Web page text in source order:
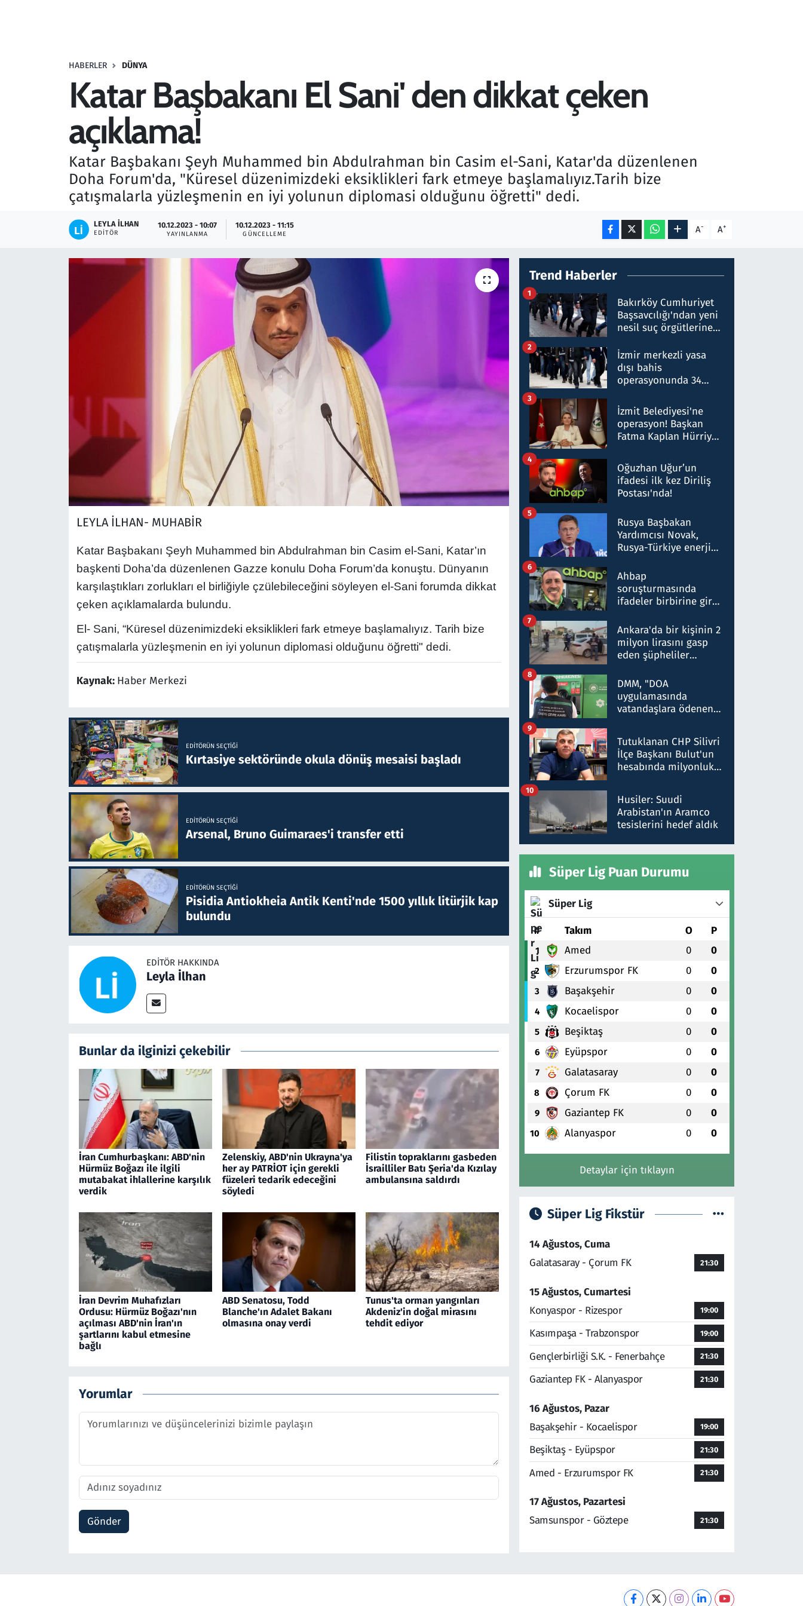
HABERLER DÜNYA
Katar Başbakanı El Sani' den dikkat çeken
açıklama!
Katar Başbakanı Şeyh Muhammed bin Abdulrahman bin Casim el-Sani, Katar'da düzenlenen
Doha Forum'da, "Küresel düzenimizdeki eksiklikleri fark etmeye başlamalıyız.Tarih bize
çatışmalarla yüzleşmenin en iyi yolunun diplomasi olduğunu öğretti" dedi.
LEYLA İLHAN
EDITÖR
10.12.2023 - 10:07
YAYINLANMA
10.12.2023 - 11:15
GÜNCELLEME A- A+
LEYLA İLHAN- MUHABİR
Katar Başbakanı Şeyh Muhammed bin Abdulrahman bin Casim el-Sani, Katar’ın
başkenti Doha’da düzenlenen Gazze konulu Doha Forum’da konuştu. Dünyanın
karşılaştıkları zorlukları el birliğiyle çzülebileceğini söyleyen el-Sani forumda dikkat
çeken açıklamalarda bulundu.
El- Sani, “Küresel düzenimizdeki eksiklikleri fark etmeye başlamalıyız. Tarih bize
çatışmalarla yüzleşmenin en iyi yolunun diplomasi olduğunu öğretti" dedi.
Kaynak: Haber Merkezi
EDITÖRÜN SEÇTIĞI
Kırtasiye sektöründe okula dönüş mesaisi başladı
EDITÖRÜN SEÇTIĞI
Arsenal, Bruno Guimaraes'i transfer etti
EDITÖRÜN SEÇTIĞI
Pisidia Antiokheia Antik Kenti'nde 1500 yıllık litürjik kap
bulundu
EDITÖR HAKKINDA
Leyla İlhan
Bunlar da ilginizi çekebilir
İran Cumhurbaşkanı: ABD'nin
Hürmüz Boğazı ile ilgili
mutabakat ihlallerine karşılık
verdik
Zelenskiy, ABD'nin Ukrayna'ya
her ay PATRİOT için gerekli
füzeleri tedarik edeceğini
söyledi
Filistin topraklarını gasbeden
İsrailliler Batı Şeria'da Kızılay
ambulansına saldırdı
İran Devrim Muhafızları
Ordusu: Hürmüz Boğazı'nın
açılması ABD'nin İran'ın
şartlarını kabul etmesine
bağlı
ABD Senatosu, Todd
Blanche'ın Adalet Bakanı
olmasına onay verdi
Tunus'ta orman yangınları
Akdeniz'in doğal mirasını
tehdit ediyor
Yorumlar
Gönder
Trend Haberler
Bakırköy Cumhuriyet
Başsavcılığı'ndan yeni
nesil suç örgütlerine
hakkında gözaltı kararı
1
İzmir merkezli yasa
dışı bahis
operasyonunda 34
Milyar liralık para
trafiği tespit edildi
2
İzmit Belediyesi'ne
operasyon! Başkan
Fatma Kaplan Hürriyet
3
Oğuzhan Uğur’un
ifadesi ilk kez Diriliş
Postası'nda!
4
Rusya Başbakan
Yardımcısı Novak,
Rusya-Türkiye enerji
nitelikte olduğunu
belirtti
5
Ahbap
soruşturmasında
ifadeler birbirine girdi:
ifadelerinden ortaya
çıkan tablo şok etti
6
Ankara'da bir kişinin 2
milyon lirasını gasp
eden şüpheliler
7
DMM, "DOA
uygulamasında
vatandaşlara ödenen
düşürüldüğü" iddiasını
yalanladı
8
Tutuklanan CHP Silivri
İlçe Başkanı Bulut'un
hesabında milyonluk
talimat verdi, ben
gönderdim
9
Husiler: Suudi
Arabistan'ın Aramco
tesislerini hedef aldık
10
Süper Lig Puan Durumu
Süper Lig
# Takım O P
1 Amed 0 0
2 Erzurumspor FK 0 0
3 Başakşehir 0 0
4 Kocaelispor 0 0
5 Beşiktaş 0 0
6 Eyüpspor 0 0
7 Galatasaray 0 0
8 Çorum FK 0 0
9 Gaziantep FK 0 0
10 Alanyaspor 0 0
Detaylar için tıklayın
Süper Lig Fikstür
14 Ağustos, Cuma
Galatasaray - Çorum FK
21:30
15 Ağustos, Cumartesi
Konyaspor - Rizespor
19:00
Kasımpaşa - Trabzonspor 19:00
Gençlerbirliği S.K. - Fenerbahçe 21:30
Gaziantep FK - Alanyaspor 21:30
16 Ağustos, Pazar
Başakşehir - Kocaelispor
19:00
Beşiktaş - Eyüpspor 21:30
Amed - Erzurumspor FK 21:30
17 Ağustos, Pazartesi
Samsunspor - Göztepe
21:30
Savunma Sanayi
Televizyon